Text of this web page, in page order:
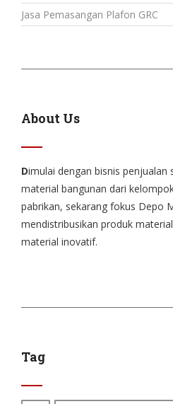
Jasa Pemasangan Plafon GRC
About Us
Dimulai dengan bisnis penjualan
material bangunan dari
pabrikan, sekarang fokus Depo
mendistribusikan produk
material inovatif.
Tag